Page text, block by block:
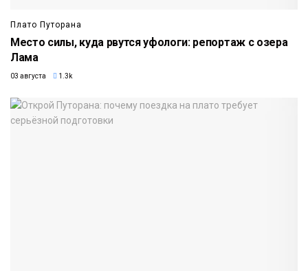
Плато Путорана
Место силы, куда рвутся уфологи: репортаж с озера
Лама
03 августа 1.3k